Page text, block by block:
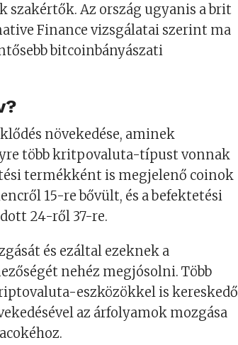
szakértők. Az ország ugyanis a brit
Finance vizsgálatai szerint ma
bitcoinbányászati
növekedése, aminek
több kritpovaluta-típust vonnak
termékként is megjelenő coinok
15-re bővült, és a befektetési
24-ről 37-re.
és ezáltal ezeknek a
nehéz megjósolni. Több
eszközökkel is kereskedő
az árfolyamok mozgása